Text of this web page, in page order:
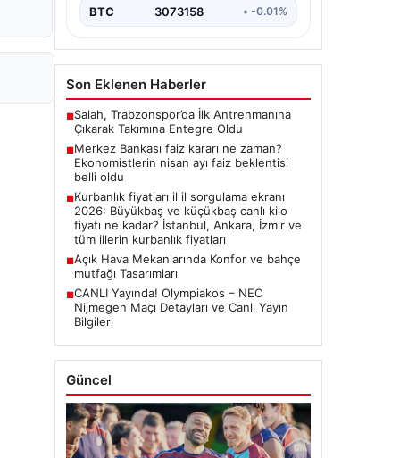
BTC 3073158 • -0.01%
Son Eklenen Haberler
■Salah, Trabzonspor’da İlk Antrenmanına
Çıkarak Takımına Entegre Oldu
■Merkez Bankası faiz kararı ne zaman?
Ekonomistlerin nisan ayı faiz beklentisi
belli oldu
■Kurbanlık fiyatları il il sorgulama ekranı
2026: Büyükbaş ve küçükbaş canlı kilo
fiyatı ne kadar? İstanbul, Ankara, İzmir ve
tüm illerin kurbanlık fiyatları
■Açık Hava Mekanlarında Konfor ve bahçe
mutfağı Tasarımları
■CANLI Yayında! Olympiakos – NEC
Nijmegen Maçı Detayları ve Canlı Yayın
Bilgileri
Güncel